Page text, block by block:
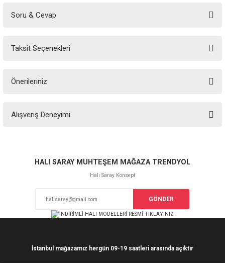
Soru & Cevap
Taksit Seçenekleri
Önerileriniz
yetersiz gördüğünüz noktaları öneri formunu kullanarak tarafımıza
Ürün resmi kalitesiz, bozuk veya görüntülenemiyor.
Ürün açıklamasında eksik bilgiler bulunuyor.
Bu ürüne benzer farklı alternatifler olmalı.
Alışveriş Deneyimi
Sitemize ilk yorumu siz yapın!
HALI SARAY MUHTEŞEM MAĞAZA TRENDYOL
Halı Saray Konsept
GÖNDER
İstanbul mağazamız hergün 09-19 saatleri arasında açıktır